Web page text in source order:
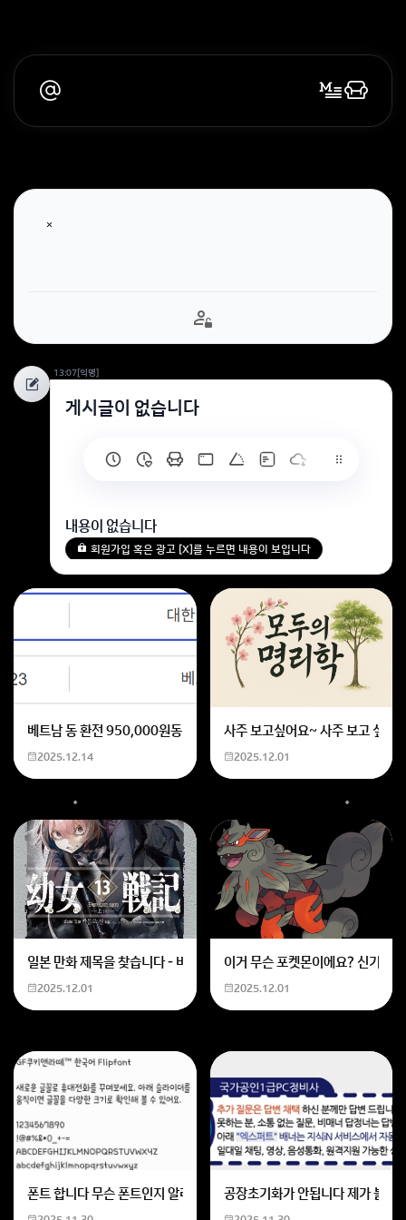
13:07[익명]
게시글이 없습니다
내용이 없습니다
회원가입 혹은 광고 [X]를 누르면 내용이 보입니다
베트남 동 환전 950,000원동 한화 계산할때0하나 빼고 나누기 2하면
2025.12.14
사주 보고싶어요~ 사주 보고 싶
2025.12.01
일본 만화 제목을 찾습니다 - 비행 마법 저격 여자 기억하기로는 위의 내
2025.12.01
이거 무슨 포켓몬이에요? 신기하
2025.12.01
폰트 합니다 무슨 폰트인지 알려주세요공장초기화가 안됩니다 제가 볼륨